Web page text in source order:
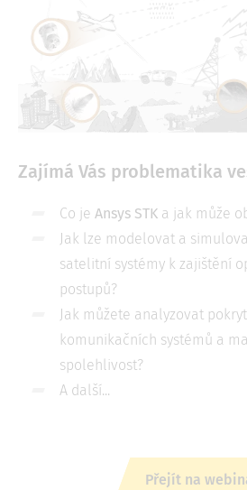
Zajímá Vás problematika
Co je Ansys STK a jak může
Jak lze modelovat a
satelitní systémy k zajištění
postupů?
Jak můžete analyzovat
komunikačních systémů a
spolehlivost?
A další...
Přejít na